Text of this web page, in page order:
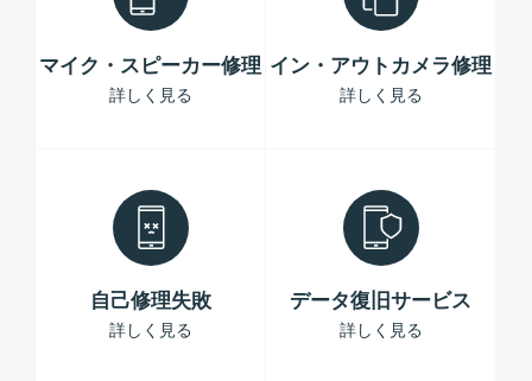
マイク・スピーカー修理
詳しく見る
イン・アウトカメラ修理
詳しく見る
自己修理失敗
詳しく見る
データ復旧サービス
詳しく見る